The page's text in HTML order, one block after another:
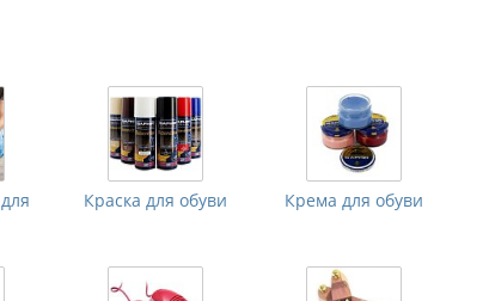
Краска для обуви Крема для обуви